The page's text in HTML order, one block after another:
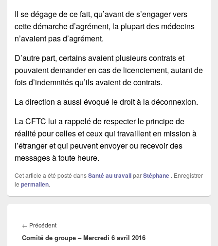
Il se dégage de ce fait, qu’avant de s’engager vers
cette démarche d’agrément, la plupart des médecins
n’avaient pas d’agrément.
D’autre part, certains avaient plusieurs contrats et
pouvaient demander en cas de licenciement, autant de
fois d’indemnités qu’ils avaient de contrats.
La direction a aussi évoqué le droit à la déconnexion.
La CFTC lui a rappelé de respecter le principe de
réalité pour celles et ceux qui travaillent en mission à
l’étranger et qui peuvent envoyer ou recevoir des
messages à toute heure.
Cet article a été posté dansSanté au travailparStéphane . Enregistrer
le permalien.
de
l’article
← Précédent
précédent :
Comité de groupe – Mercredi 6 avril 2016